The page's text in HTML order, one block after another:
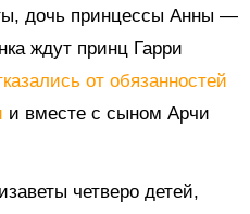
дочь принцессы Анны —
ждут принц Гарри
от обязанностей
и вместе с сыном Арчи
четверо детей,